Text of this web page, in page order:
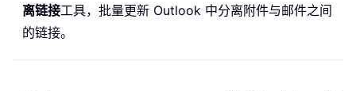
离链接工具，批量更新 Outlook 中分离附件与邮件之间
的链接。